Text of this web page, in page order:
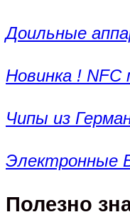
Доильные
Новинка ! NFC
Чипы из
Электронные
Полезно